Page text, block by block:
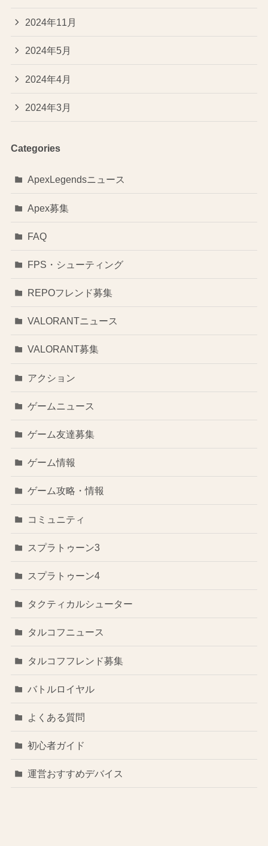
2024年11月
2024年5月
2024年4月
2024年3月
Categories
ApexLegendsニュース
Apex募集
FAQ
FPS・シューティング
REPOフレンド募集
VALORANTニュース
VALORANT募集
アクション
ゲームニュース
ゲーム友達募集
ゲーム情報
ゲーム攻略・情報
コミュニティ
スプラトゥーン3
スプラトゥーン4
タクティカルシューター
タルコフニュース
タルコフフレンド募集
バトルロイヤル
よくある質問
初心者ガイド
運営おすすめデバイス